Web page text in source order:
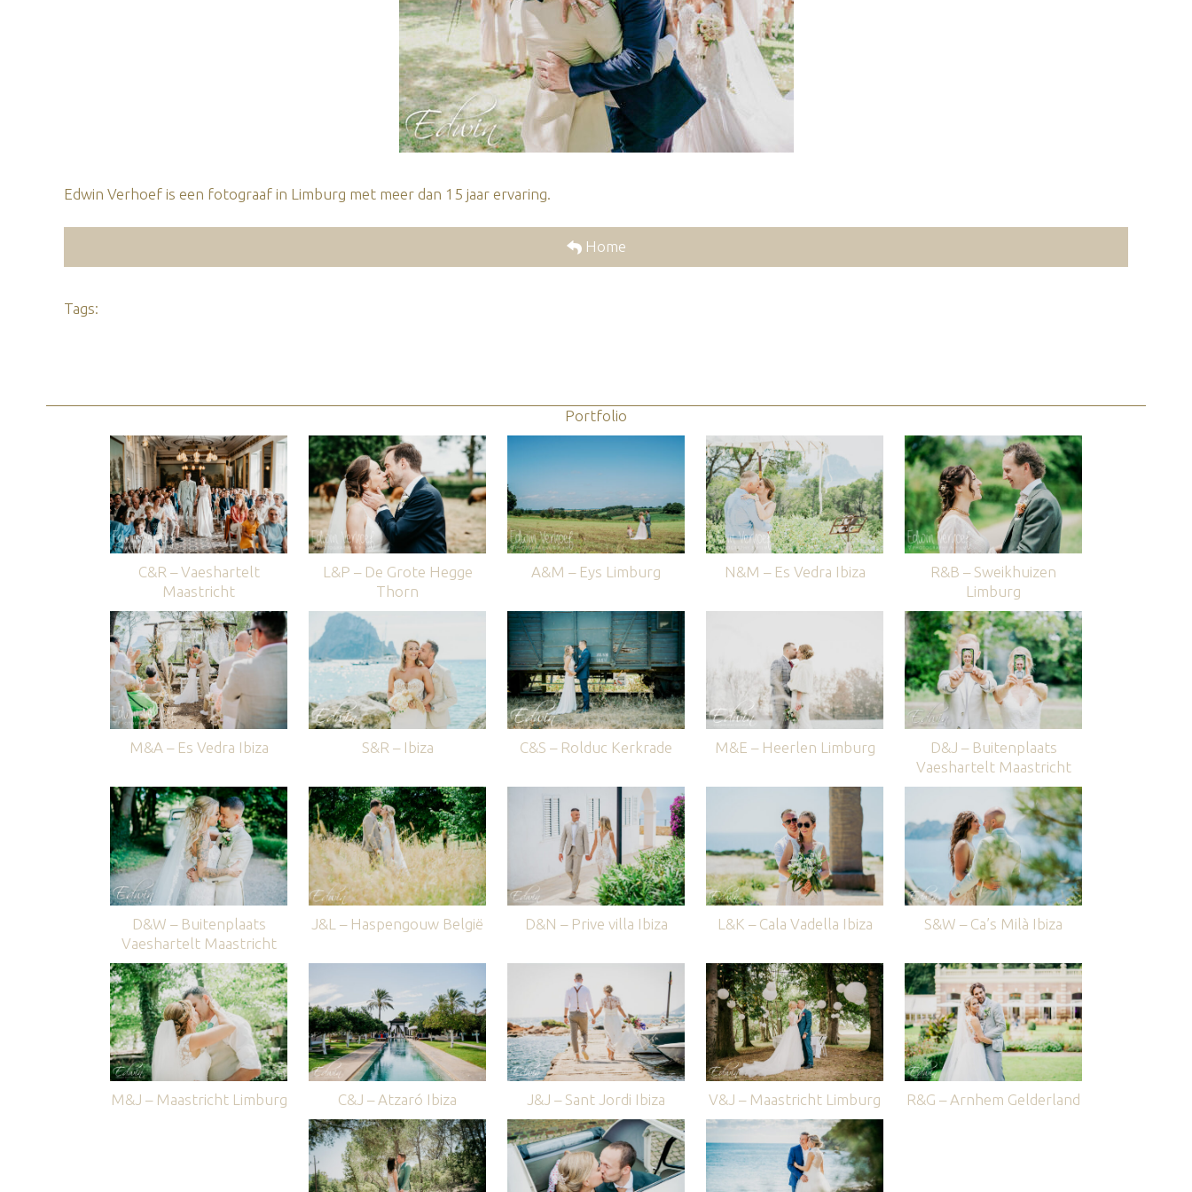
Edwin Verhoef is een fotograaf in Limburg met meer dan 15 jaar ervaring.
Home
Tags:
Portfolio
C&R – Vaeshartelt
Maastricht
L&P – De Grote Hegge
Thorn
A&M – Eys Limburg N&M – Es Vedra Ibiza
R&B – Sweikhuizen
Limburg
M&A – Es Vedra Ibiza S&R – Ibiza C&S – Rolduc Kerkrade M&E – Heerlen Limburg
D&J – Buitenplaats
Vaeshartelt Maastricht
D&W – Buitenplaats
Vaeshartelt Maastricht
J&L – Haspengouw België D&N – Prive villa Ibiza L&K – Cala Vadella Ibiza S&W – Ca’s Milà Ibiza
M&J – Maastricht Limburg C&J – Atzaró Ibiza J&J – Sant Jordi Ibiza V&J – Maastricht Limburg R&G – Arnhem Gelderland